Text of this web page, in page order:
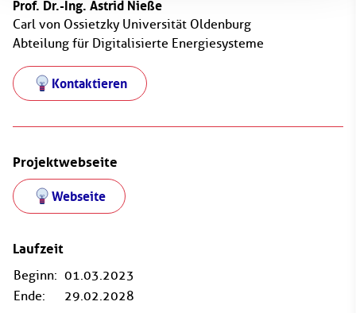
Prof. Dr.-Ing. Astrid Nieße
Carl von Ossietzky Universität Oldenburg
Abteilung für Digitalisierte Energiesysteme
Kontaktieren
Projektwebseite
Webseite
Laufzeit
Beginn: 01.03.2023
Ende:
29.02.2028